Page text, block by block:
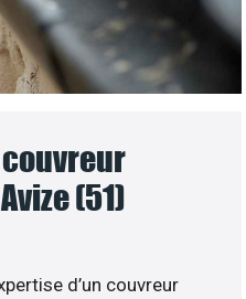
(51)
d’un couvreur